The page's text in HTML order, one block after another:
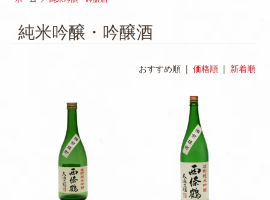
純米吟醸・吟醸酒
おすすめ順 | 価格順| 新着順
MO RE MO RE